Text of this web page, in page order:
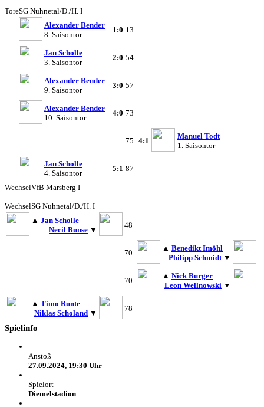
ToreSG Nuhnetal/D./H. I
Alexander Bender
8. Saisontor
1:0 13
Jan Scholle
3. Saisontor
2:0 54
Alexander Bender
9. Saisontor
3:0 57
Alexander Bender
10. Saisontor
4:0 73
75 4:1
Manuel Todt
1. Saisontor
Jan Scholle
4. Saisontor
5:1 87
WechselVfB Marsberg I
WechselSG Nuhnetal/D./H. I
▲ Jan Scholle
Necil Bunse ▼
48
70
▲ Benedikt Imöhl
Philipp Schmidt ▼
70
▲ Nick Burger
Leon Wellnowski ▼
▲ Timo Runte
Niklas Scholand ▼
78
Spielinfo
Anstoß
27.09.2024, 19:30 Uhr
Spielort
Diemelstadion